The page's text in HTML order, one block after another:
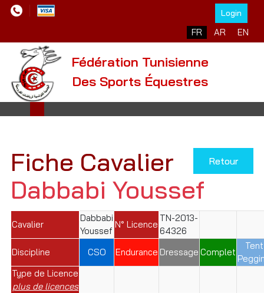
Login
Sélectionnez votre
FR AR EN
Fédération Tunisienne
Des Sports Équestres
Retour
Fiche Cavalier
Dabbabi Youssef
Cavalier
Dabbabi
Youssef
N° Licence
TN-2013-
64326
Discipline
CSO Endurance Dressage Complet
Tent
Type de Licence
plus de licences